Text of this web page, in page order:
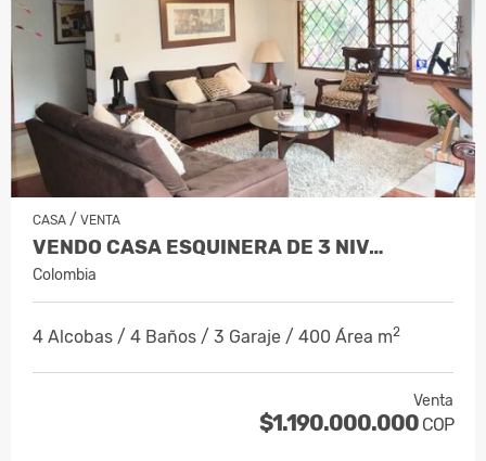
CASA / VENTA
VENDO CASA ESQUINERA DE 3 NIV…
Colombia
4 Alcobas / 4 Baños / 3 Garaje / 400 Área m2
Venta
$1.190.000.000 COP